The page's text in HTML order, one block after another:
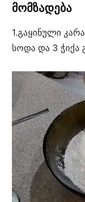
მომზადება
1.გაყინული
სოდა და 3